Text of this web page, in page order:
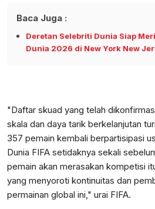
Baca Juga :
Deretan Selebriti Dunia Siap
Dunia 2026 di New York New
"Daftar skuad yang telah
skala dan daya tarik berkelanjutan
357 pemain kembali berpartisipasi
Dunia FIFA setidaknya sekali
pemain akan merasakan kompetisi
yang menyoroti kontinuitas dan
permainan global ini," urai FIFA.